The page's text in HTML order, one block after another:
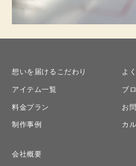
想いを届けるこだわり
アイテム一覧
料金プラン
制作事例
よ
ブ
お
カ
会社概要